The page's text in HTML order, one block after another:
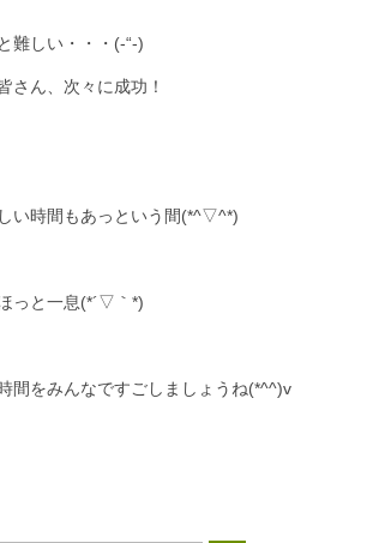
難しい・・・(-“-)
さん、次々に成功！
い時間もあっという間(*^▽^*)
っと一息(*´▽｀*)
間をみんなですごしましょうね(*^^)v